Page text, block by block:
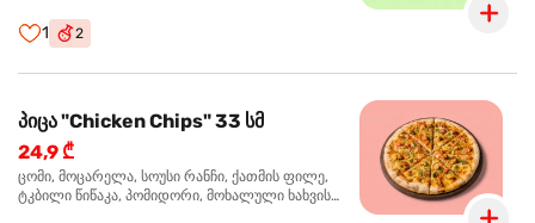
1 2
პიცა "Chicken Chips" 33 სმ
24,9 ₾
ცომი, მოცარელა, სოუსი რანჩი, ქათმის ფილე,
ტკბილი წიწაკა, პომიდორი, მოხალული ხახვის